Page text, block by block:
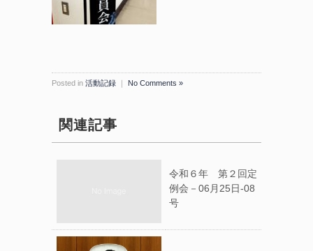
Posted in 活動記録 ｜ No Comments »
関連記事
令和６年 第２回定
例会－06月25日-08
号